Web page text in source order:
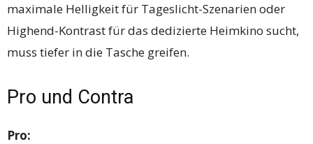
maximale Helligkeit für Tageslicht-Szenarien oder
Highend-Kontrast für das dedizierte Heimkino sucht,
muss tiefer in die Tasche greifen.
Pro und Contra
Pro: